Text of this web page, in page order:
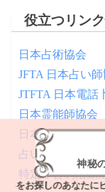
役立つリン
日本占術協会
JFTA 日本占い
JTFTA 日本電話
日本霊能師協会
日本ヒーリング
占いサイトのト
特定非営利活動
神秘
探しのあなたにピッタ